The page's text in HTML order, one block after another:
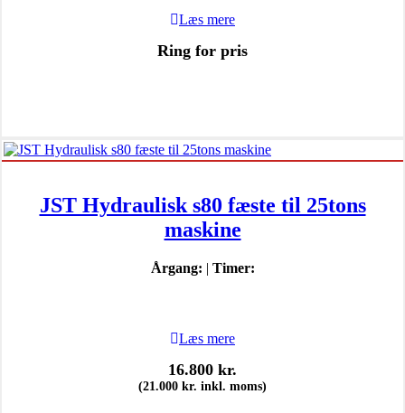
Læs mere
Ring for pris
JST Hydraulisk s80 fæste til 25tons
maskine
Årgang: | Timer:
Læs mere
16.800 kr.
(21.000 kr. inkl. moms)